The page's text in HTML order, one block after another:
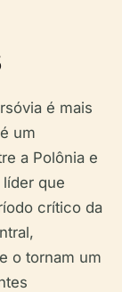
é mais
um
a Polônia e
que
crítico da
o tornam um